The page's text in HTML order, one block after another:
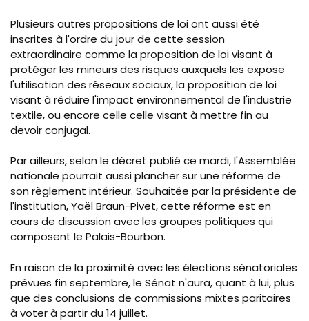
Plusieurs autres propositions de loi ont aussi été
inscrites à l'ordre du jour de cette session
extraordinaire comme la proposition de loi visant à
protéger les mineurs des risques auxquels les expose
l'utilisation des réseaux sociaux, la proposition de loi
visant à réduire l'impact environnemental de l'industrie
textile, ou encore celle celle visant à mettre fin au
devoir conjugal.
Par ailleurs, selon le décret publié ce mardi, l'Assemblée
nationale pourrait aussi plancher sur une réforme de
son règlement intérieur. Souhaitée par la présidente de
l'institution, Yaël Braun-Pivet, cette réforme est en
cours de discussion avec les groupes politiques qui
composent le Palais-Bourbon.
En raison de la proximité avec les élections sénatoriales
prévues fin septembre, le Sénat n'aura, quant à lui, plus
que des conclusions de commissions mixtes paritaires
à voter à partir du 14 juillet.